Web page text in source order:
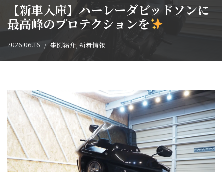
ス
ッ
プ
【新車入庫】ハーレーダビッドソンに
最高峰のプロテクションを
2026.06.16 事例紹介, 新着情報